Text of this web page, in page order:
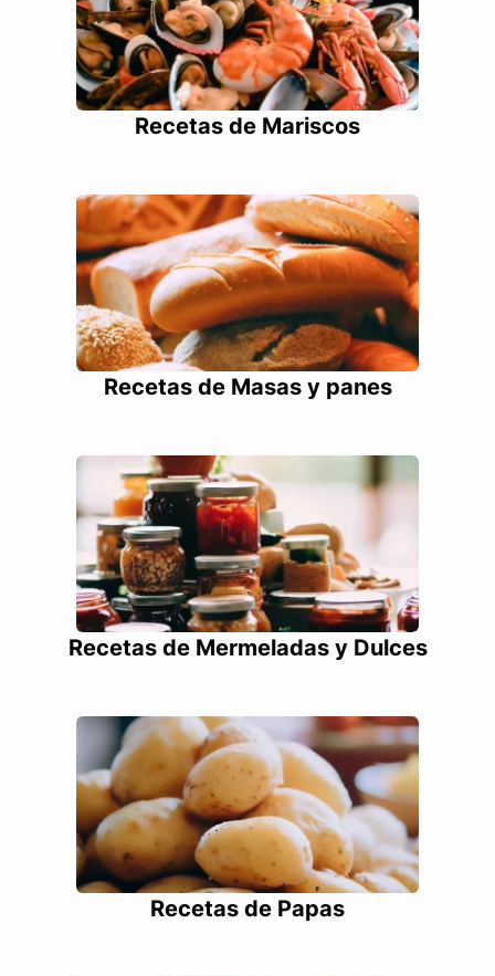
Recetas de Mariscos
Recetas de Masas y panes
Recetas de Mermeladas y Dulces
Recetas de Papas